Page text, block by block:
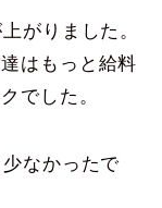
がりました。
はもっと給料
でした。
なかったで